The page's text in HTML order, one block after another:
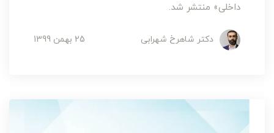
داخلی» منتشر شد.
دکتر شاهرخ شهرابی 25 بهمن 1399